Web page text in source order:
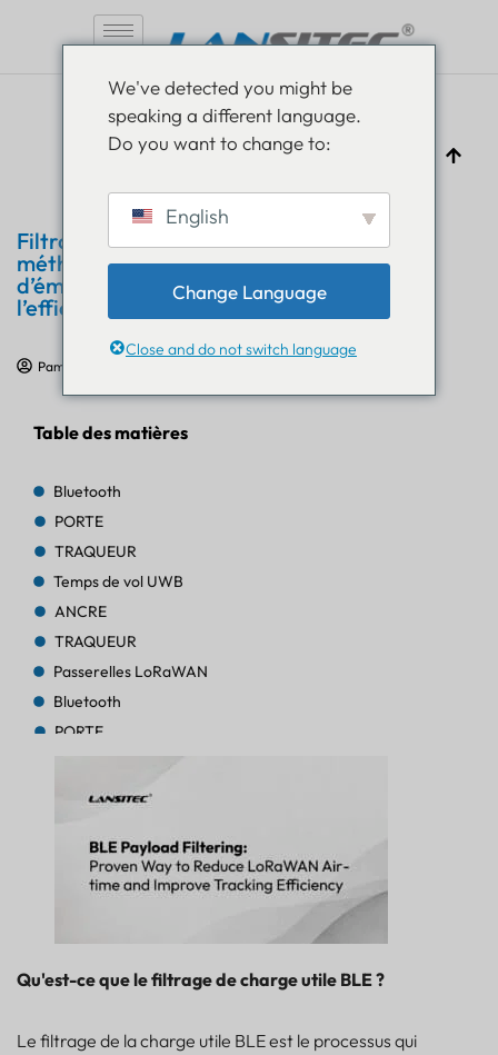
Filtrage de la charge utile BLE : une
méthode éprouvée pour réduire le temps
d’émission LoRaWAN et améliorer
l’efficacité du suivi
Pam Luthra
Table des matières
Bluetooth
PORTE
TRAQUEUR
Temps de vol UWB
ANCRE
TRAQUEUR
Passerelles LoRaWAN
Bluetooth
PORTE
TRAQUEUR
PORTE
Bluetooth
Bluetooth
PORTE
BALISE
Qu'est-ce que le filtrage de charge utile BLE ?
Le filtrage de la charge utile BLE est le processus qui
We've detected you might be
speaking a different language.
Do you want to change to:
English
Change Language
Close and do not switch language